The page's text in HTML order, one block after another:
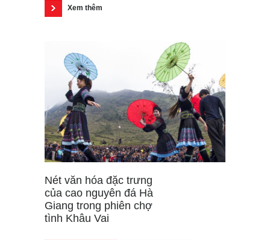
Xem thêm
Nét văn hóa đặc trưng
của cao nguyên đá Hà
Giang trong phiên chợ
tình Khâu Vai